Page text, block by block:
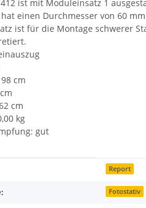
ist mit Moduleinsatz 1
einen Durchmesser von 60
ist für die Montage schwerer
cm
cm
kg
gut
Report
Fotostativ